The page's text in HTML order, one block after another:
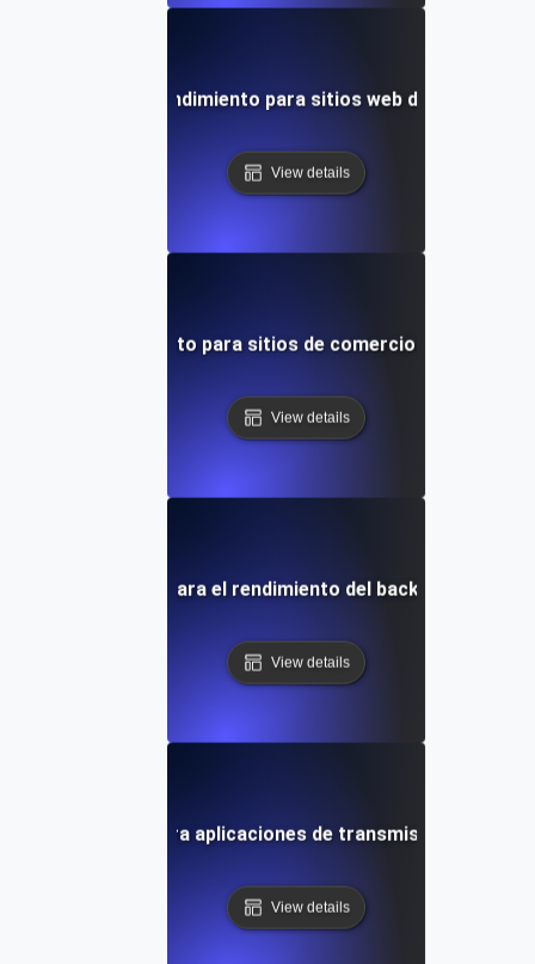
Pruebas de rendimiento para sitios web de Joomla
View details
de rendimiento para sitios de comercio electrónico
View details
de rendimiento para el rendimiento del backend de la
View details
de rendimiento para aplicaciones de transmisión de
View details